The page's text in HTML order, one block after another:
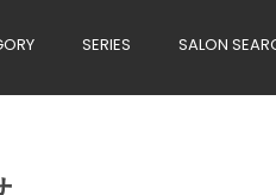
SERIES SALON